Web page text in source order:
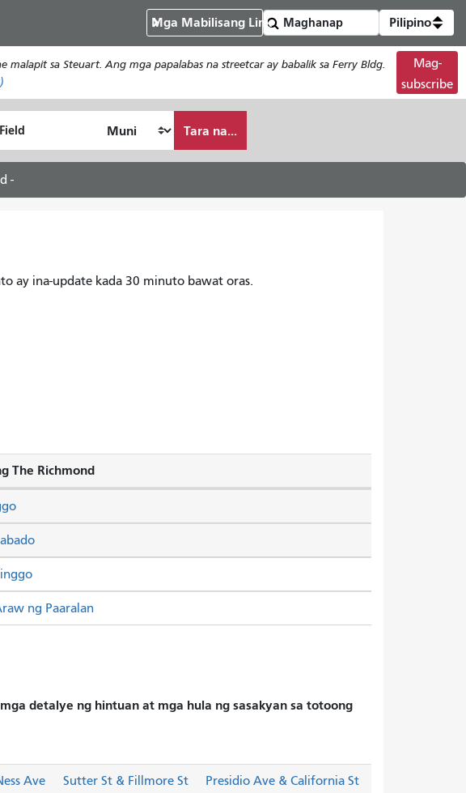
Mga Mabilisang Link Pilipino
sa Steuart. Ang mga papalabas na streetcar ay babalik sa Ferry Bldg.
Mag-
subscribe
ko
gustong
maglakbay
Tara na...
-
ay ina-update kada 30 minuto bawat oras.
The Richmond
ng Paaralan
detalye ng hintuan at mga hula ng sasakyan sa totoong
Ave Sutter St & Fillmore St Presidio Ave & California St